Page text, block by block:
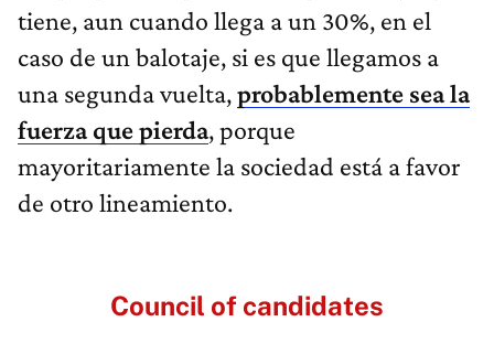
tiene, aun cuando llega a un 30%, en el
caso de un balotaje, si es que llegamos a
una segunda vuelta,probablemente sea la
fuerza que pierda, porque
mayoritariamente la sociedad está a favor
de otro lineamiento.
Council of candidates